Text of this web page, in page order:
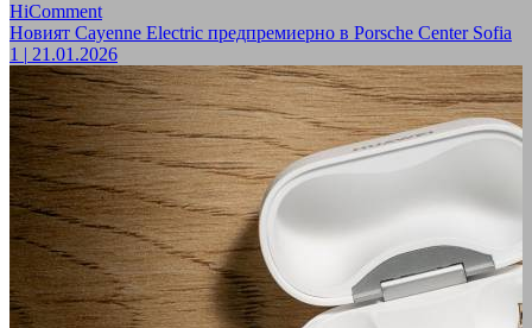
HiComment
Новият Cayenne Electric предпремиерно в Porsche Center Sofia
1 | 21.01.2026